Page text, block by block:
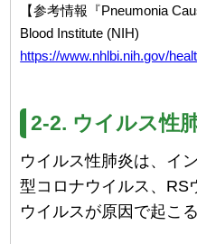
【参考情報『Pneumonia
Blood Institute (NIH)
https://www.nhlbi.nih.gov/
2-2. ウイルス性
ウイルス性肺炎は、イ
型コロナウイルス、RS
ウイルスが原因で起こ